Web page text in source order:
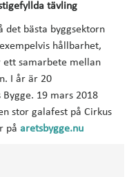
tävling
det bästa byggsektorn
hållbarhet,
ett samarbete mellan
I år är 20
19 mars 2018
stor galafest på Cirkus
på aretsbygge.nu